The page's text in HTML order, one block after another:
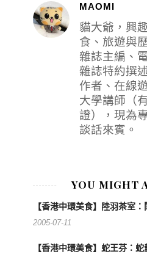
MAOMI
貓大爺，興
食、旅遊與
雜誌主編、
雜誌特約撰
作者、在線
大學講師（
證），現為
談話來賓。
YOU MIGHT
【香港中環美食】陸羽茶室
2005-07-11
【香港中環美食】蛇王芬：